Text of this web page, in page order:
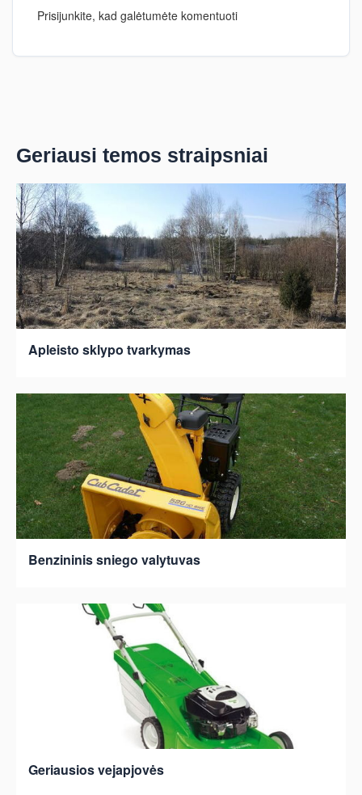
Prisijunkite, kad galėtumėte komentuoti
Geriausi temos straipsniai
Apleisto sklypo tvarkymas
Benzininis sniego valytuvas
Geriausios vejapjovės